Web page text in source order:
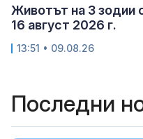
Животът на 3 зодии
16 август 2026 г.
13:51 • 09.08.26
Последни